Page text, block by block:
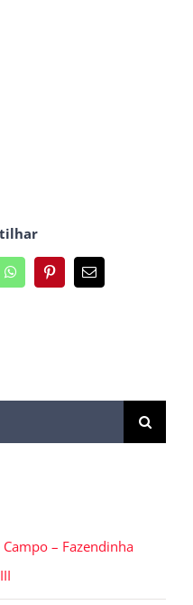
– Fazendinha